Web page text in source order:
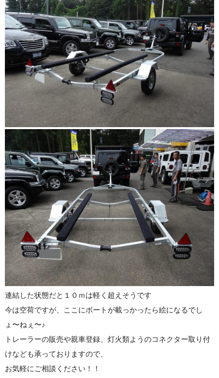
連結した状態だと１０ｍは軽く超えそうです
今は空荷ですが、ここにボートが載っかったら絵になるでし
ょ〜ねぇ〜♪
トレーラーの販売や親車登録、灯火類ようのコネクター取り付
けなども承っておりますので、
お気軽にご相談ください！！